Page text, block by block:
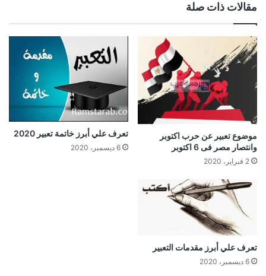
مقالات ذات صلة
موضوع تعبير عن حرب اكتوبر
وانتصار مصر فى 6 اكتوبر
2 فبراير، 2020
تعرف علي أبرز خاتمة تعبير 2020
6 ديسمبر، 2020
تعرف علي أبرز مقدمات التعبير
6 ديسمبر، 2020